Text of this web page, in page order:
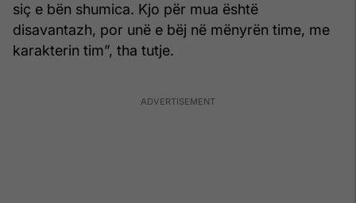
siç e bën shumica. Kjo për mua është
disavantazh, por unë e bëj në mënyrën time, me
karakterin tim”, tha tutje.